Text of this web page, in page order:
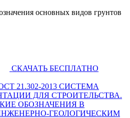
основных видов грунтов
СКАЧАТЬ БЕСПЛАТНО
21.302-2013 СИСТЕМА
ДЛЯ СТРОИТЕЛЬСТВА.
ОБОЗНАЧЕНИЯ В
ГЕОЛОГИЧЕСКИМ